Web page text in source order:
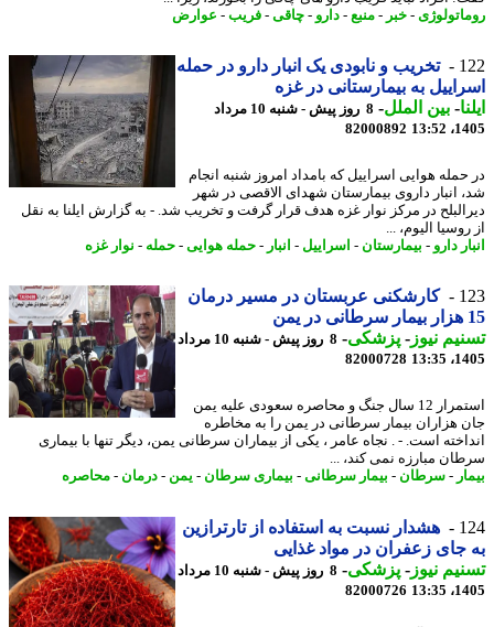
-خبر-منبع -دارو - چاقی-فریب-عوارض
تخریب و نابودی یک انبار دارو در حمله
به بیمارستانی در غزه
-بین الملل-
8 روز پیش - شنبه 10 مرداد
82000892
هوایی اسراییل که بامداد امروز شنبه انجام
انبار داروی بیمارستان شهدای الاقصی در شهر
در مرکز نوار غزه هدف قرار گرفت و تخریب شد. - به گزارش ایلنا به نقل
الیوم، ...
دارو - بیمارستان-اسراییل -انبار -حمله هوایی- حمله-نوار غزه
کارشکنی عربستان در مسیر درمان
نیوز-پزشکی-
8 روز پیش - شنبه 10 مرداد
82000728
استمرار 12 سال جنگ و محاصره سعودی علیه یمن
هزاران بیمار سرطانی در یمن را به مخاطره
است. - . نجاه عامر ، یکی از بیماران سرطانی یمن، دیگر تنها با بیماری
مبارزه نمی کند، ...
-سرطان -بیمار سرطانی-بیماری سرطان -یمن -درمان -محاصره
هشدار نسبت به استفاده از تارترازین
جای زعفران در مواد غذایی
نیوز-پزشکی-
8 روز پیش - شنبه 10 مرداد
82000726